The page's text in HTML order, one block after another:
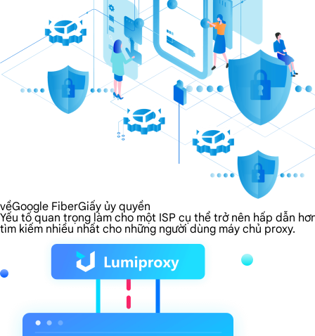
vềGoogle FiberGiấy ủy quyền
Yếu tố quan trọng làm cho một ISP cụ thể trở nên hấp dẫn
tìm kiếm nhiều nhất cho những người dùng máy chủ proxy.